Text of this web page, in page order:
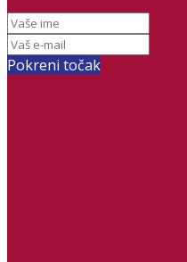
Pokreni točak